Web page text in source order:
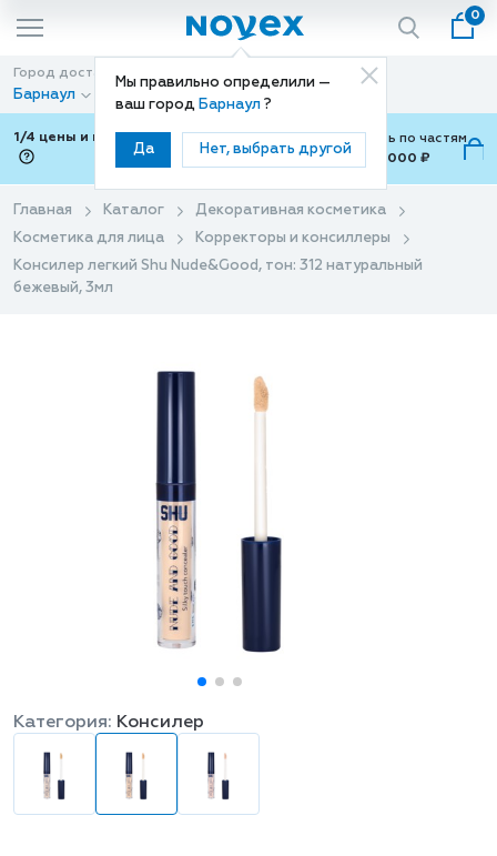
Мы правильно определили —
ваш город Барнаул ?
Да Нет, выбрать другой
0
Город доставки
Барнаул
Способ доставки
Доставка
1/4 цены и покупки ваши с Подели
Можно оплатить по частям
от 700 ₽ до 15,000 ₽
Главная Каталог
Декоративная косметика
Косметика для лица
Корректоры и консиллеры
Консилер легкий Shu Nude&Good, тон: 312 натуральный
бежевый, 3мл
Категория: Консилер